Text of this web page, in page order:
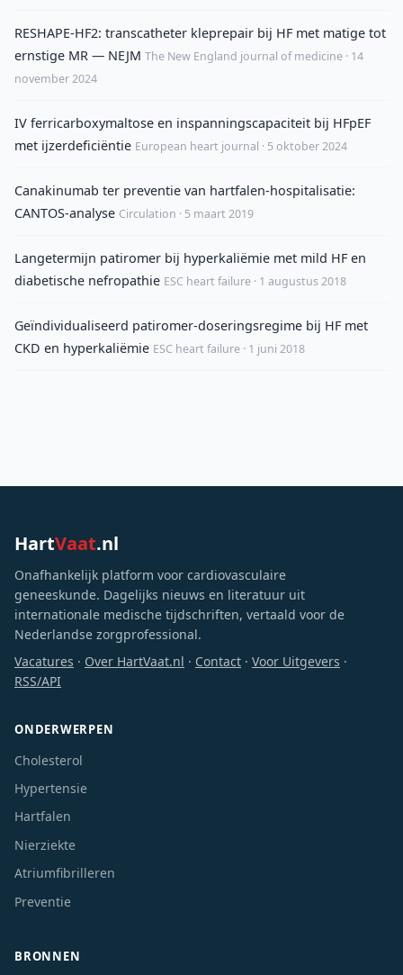
RESHAPE-HF2: transcatheter kleprepair bij HF met matige tot
ernstige MR — NEJM The New England journal of medicine · 14
november 2024
IV ferricarboxymaltose en inspanningscapaciteit bij HFpEF
met ijzerdeficiëntie European heart journal · 5 oktober 2024
Canakinumab ter preventie van hartfalen-hospitalisatie:
CANTOS-analyse Circulation · 5 maart 2019
Langetermijn patiromer bij hyperkaliëmie met mild HF en
diabetische nefropathie ESC heart failure · 1 augustus 2018
Geïndividualiseerd patiromer-doseringsregime bij HF met
CKD en hyperkaliëmie ESC heart failure · 1 juni 2018
HartVaat.nl
Onafhankelijk platform voor cardiovasculaire
geneeskunde. Dagelijks nieuws en literatuur uit
internationale medische tijdschriften, vertaald voor de
Nederlandse zorgprofessional.
Vacatures · Over HartVaat.nl · Contact · Voor Uitgevers ·
RSS/API
ONDERWERPEN
Cholesterol
Hypertensie
Hartfalen
Nierziekte
Atriumfibrilleren
Preventie
BRONNEN